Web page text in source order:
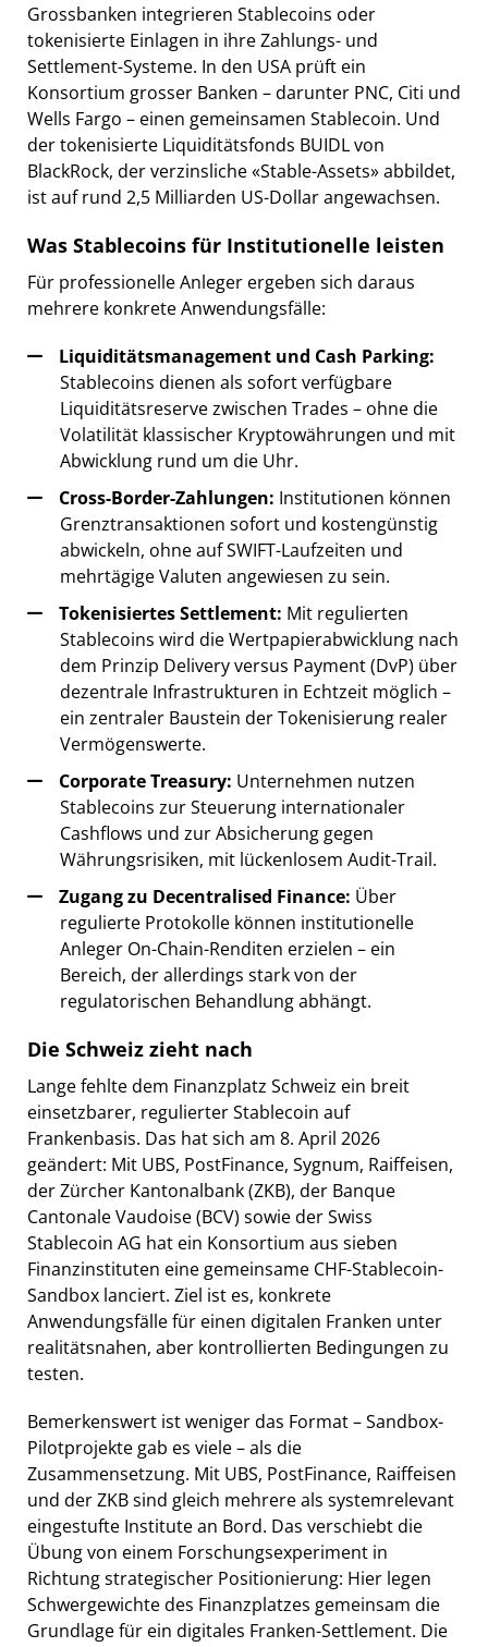
Grossbanken integrieren Stablecoins oder
tokenisierte Einlagen in ihre Zahlungs- und
Settlement-Systeme. In den USA prüft ein
Konsortium grosser Banken – darunter PNC, Citi und
Wells Fargo – einen gemeinsamen Stablecoin. Und
der tokenisierte Liquiditätsfonds BUIDL von
BlackRock, der verzinsliche «Stable-Assets» abbildet,
ist auf rund 2,5 Milliarden US-Dollar angewachsen.
Was Stablecoins für Institutionelle leisten
Für professionelle Anleger ergeben sich daraus
mehrere konkrete Anwendungsfälle:
Liquiditätsmanagement und Cash Parking:
Stablecoins dienen als sofort verfügbare
Liquiditätsreserve zwischen Trades – ohne die
Volatilität klassischer Kryptowährungen und mit
Abwicklung rund um die Uhr.
Cross-Border-Zahlungen: Institutionen können
Grenztransaktionen sofort und kostengünstig
abwickeln, ohne auf SWIFT-Laufzeiten und
mehrtägige Valuten angewiesen zu sein.
Tokenisiertes Settlement: Mit regulierten
Stablecoins wird die Wertpapierabwicklung nach
dem Prinzip Delivery versus Payment (DvP) über
dezentrale Infrastrukturen in Echtzeit möglich –
ein zentraler Baustein der Tokenisierung realer
Vermögenswerte.
Corporate Treasury: Unternehmen nutzen
Stablecoins zur Steuerung internationaler
Cashflows und zur Absicherung gegen
Währungsrisiken, mit lückenlosem Audit-Trail.
Zugang zu Decentralised Finance: Über
regulierte Protokolle können institutionelle
Anleger On-Chain-Renditen erzielen – ein
Bereich, der allerdings stark von der
regulatorischen Behandlung abhängt.
Die Schweiz zieht nach
Lange fehlte dem Finanzplatz Schweiz ein breit
einsetzbarer, regulierter Stablecoin auf
Frankenbasis. Das hat sich am 8. April 2026
geändert: Mit UBS, PostFinance, Sygnum, Raiffeisen,
der Zürcher Kantonalbank (ZKB), der Banque
Cantonale Vaudoise (BCV) sowie der Swiss
Stablecoin AG hat ein Konsortium aus sieben
Finanzinstituten eine gemeinsame CHF-Stablecoin-
Sandbox lanciert. Ziel ist es, konkrete
Anwendungsfälle für einen digitalen Franken unter
realitätsnahen, aber kontrollierten Bedingungen zu
testen.
Bemerkenswert ist weniger das Format – Sandbox-
Pilotprojekte gab es viele – als die
Zusammensetzung. Mit UBS, PostFinance, Raiffeisen
und der ZKB sind gleich mehrere als systemrelevant
eingestufte Institute an Bord. Das verschiebt die
Übung von einem Forschungsexperiment in
Richtung strategischer Positionierung: Hier legen
Schwergewichte des Finanzplatzes gemeinsam die
Grundlage für ein digitales Franken-Settlement. Die